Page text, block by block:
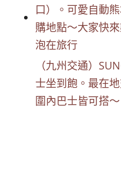
（九州交通）
士坐到飽。最在
圍內巴士皆可搭～